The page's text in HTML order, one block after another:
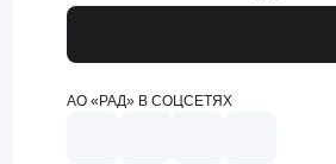
АО «РАД» В СОЦСЕТЯХ